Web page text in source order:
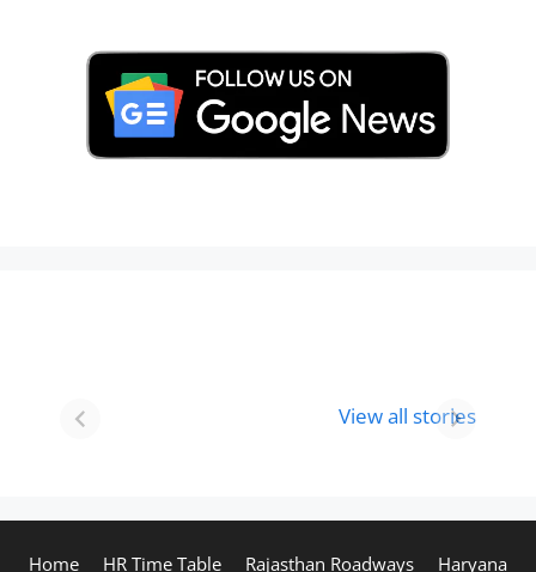
View all stories
Visit In
Holi
Home HR Time Table Rajasthan Roadways Haryana